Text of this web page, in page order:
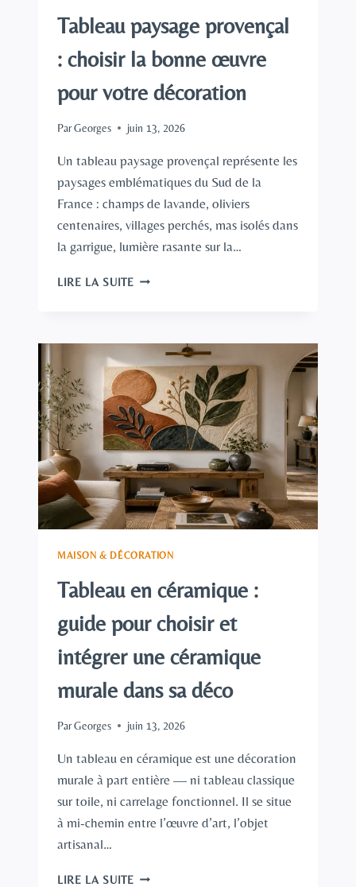
Tableau paysage provençal
: choisir la bonne œuvre
pour votre décoration
ParGeorges juin 13, 2026
Un tableau paysage provençal représente les
paysages emblématiques du Sud de la
France : champs de lavande, oliviers
centenaires, villages perchés, mas isolés dans
la garrigue, lumière rasante sur la…
LIRE LA SUITETABLEAU
CHOISIR
LA
BONNE
ŒUVRE
POUR
VOTRE
DÉCORATION
MAISON & DÉCORATION
Tableau en céramique :
guide pour choisir et
intégrer une céramique
murale dans sa déco
ParGeorges juin 13, 2026
Un tableau en céramique est une décoration
murale à part entière — ni tableau classique
sur toile, ni carrelage fonctionnel. Il se situe
à mi-chemin entre l’œuvre d’art, l’objet
artisanal…
LIRE LA SUITETABLEAU